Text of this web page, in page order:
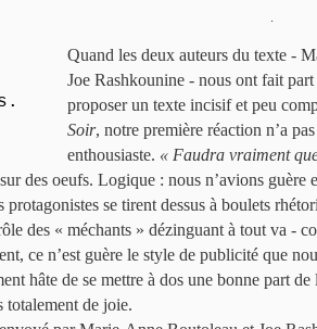
Quand les deux auteurs du texte -
Joe Rashkounine - nous ont fait
proposer un texte incisif et peu
Soir, notre première réaction n’a
enthousiaste. « Faudra vraiment
des oeufs. Logique : nous n’avions guère
se tirent dessus à boulets
des « méchants » dézinguant à tout va -
ce n’est guère le style de publicité que
hâte de se mettre à dos une bonne part de
totalement de joie.